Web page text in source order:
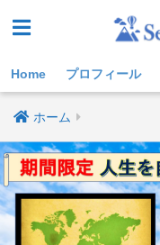
Home プロフィール
ホーム